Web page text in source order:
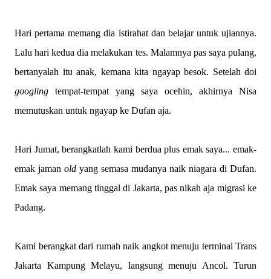
Hari pertama memang dia istirahat dan belajar untuk ujiannya.
Lalu hari kedua dia melakukan tes. Malamnya pas saya pulang,
bertanyalah itu anak, kemana kita ngayap besok. Setelah doi
googling tempat-tempat yang saya ocehin, akhirnya Nisa
memutuskan untuk ngayap ke Dufan aja.
Hari Jumat, berangkatlah kami berdua plus emak saya... emak-
emak jaman old yang semasa mudanya naik niagara di Dufan.
Emak saya memang tinggal di Jakarta, pas nikah aja migrasi ke
Padang.
Kami berangkat dari rumah naik angkot menuju terminal Trans
Jakarta Kampung Melayu, langsung menuju Ancol. Turun